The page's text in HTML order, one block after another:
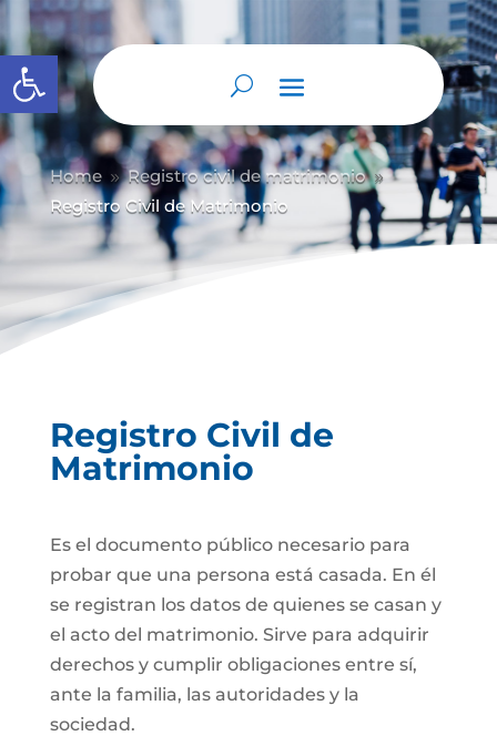
Abrir barra de herramientas
Home 9 Registro civil de matrimonio 9
Registro Civil de Matrimonio
Registro Civil de
Matrimonio
Es el documento público necesario para
probar que una persona está casada. En él
se registran los datos de quienes se casan y
el acto del matrimonio. Sirve para adquirir
derechos y cumplir obligaciones entre sí,
ante la familia, las autoridades y la
sociedad.